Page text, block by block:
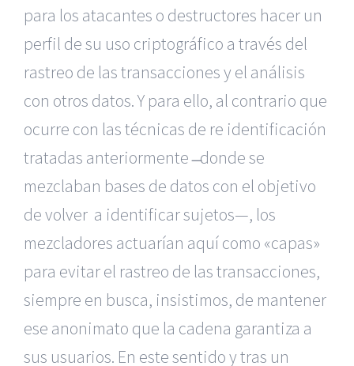
para los atacantes o destructores hacer un
perfil de su uso criptográfico a través del
rastreo de las transacciones y el análisis
con otros datos. Y para ello, al contrario que
ocurre con las técnicas de re identificación
tratadas anteriormente ̶ donde se
mezclaban bases de datos con el objetivo
de volver a identificar sujetos—, los
mezcladores actuarían aquí como «capas»
para evitar el rastreo de las transacciones,
siempre en busca, insistimos, de mantener
ese anonimato que la cadena garantiza a
sus usuarios. En este sentido y tras un